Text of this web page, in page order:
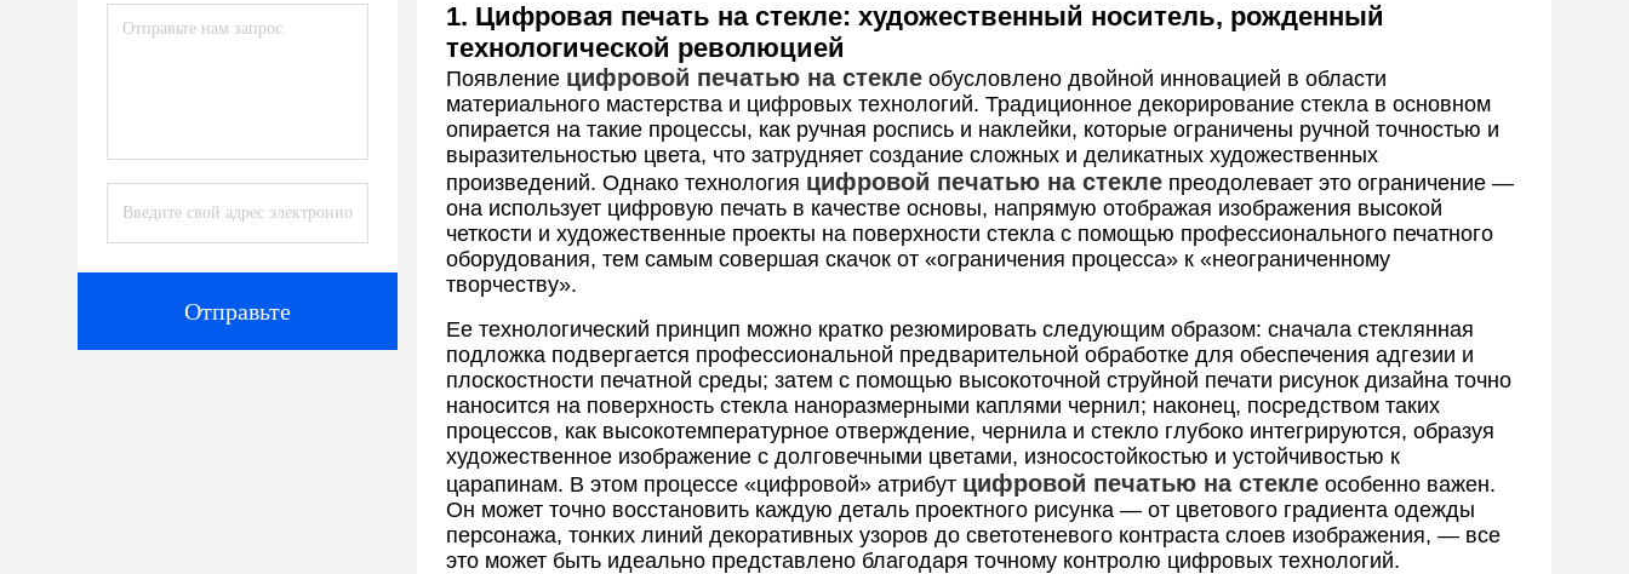
Отправьте
1. Цифровая печать на стекле: художественный носитель, рожденный
технологической революцией
Появление цифровой печатью на стекле обусловлено двойной инновацией в области
материального мастерства и цифровых технологий. Традиционное декорирование стекла в основном
опирается на такие процессы, как ручная роспись и наклейки, которые ограничены ручной точностью и
выразительностью цвета, что затрудняет создание сложных и деликатных художественных
произведений. Однако технология цифровой печатью на стекле преодолевает это ограничение —
она использует цифровую печать в качестве основы, напрямую отображая изображения высокой
четкости и художественные проекты на поверхности стекла с помощью профессионального печатного
оборудования, тем самым совершая скачок от «ограничения процесса» к «неограниченному
творчеству».
Ее технологический принцип можно кратко резюмировать следующим образом: сначала стеклянная
подложка подвергается профессиональной предварительной обработке для обеспечения адгезии и
плоскостности печатной среды; затем с помощью высокоточной струйной печати рисунок дизайна точно
наносится на поверхность стекла наноразмерными каплями чернил; наконец, посредством таких
процессов, как высокотемпературное отверждение, чернила и стекло глубоко интегрируются, образуя
художественное изображение с долговечными цветами, износостойкостью и устойчивостью к
царапинам. В этом процессе «цифровой» атрибут цифровой печатью на стекле особенно важен.
Он может точно восстановить каждую деталь проектного рисунка — от цветового градиента одежды
персонажа, тонких линий декоративных узоров до светотеневого контраста слоев изображения, — все
это может быть идеально представлено благодаря точному контролю цифровых технологий.